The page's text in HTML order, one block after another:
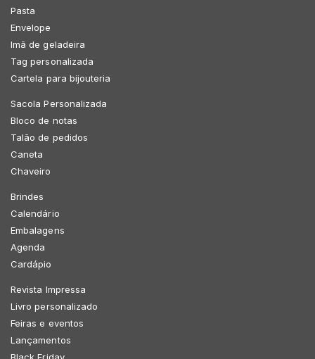
Pasta
Envelope
Imã de geladeira
Tag personalizada
Cartela para bijouteria
Sacola Personalizada
Bloco de notas
Talão de pedidos
Caneta
Chaveiro
Brindes
Calendário
Embalagens
Agenda
Cardápio
Revista Impressa
Livro personalizado
Feiras e eventos
Lançamentos
Black Friday